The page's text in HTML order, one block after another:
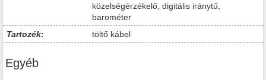
közelségérzékelő, digitális iránytű,
barométer
Tartozék:
töltő kábel
Egyéb